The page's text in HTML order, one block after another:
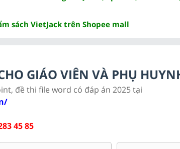
sách VietJack trên Shopee mall
GIÁO VIÊN VÀ PHỤ
đề thi file word có đáp án 2025 tại
45 85